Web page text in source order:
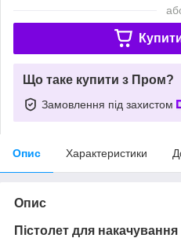
Що таке купити з Пром?
Замовлення під захистом
Опис Характеристики
Опис
Пістолет для